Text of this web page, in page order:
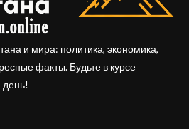
и мира: политика, экономика,
факты. Будьте в курсе
день!